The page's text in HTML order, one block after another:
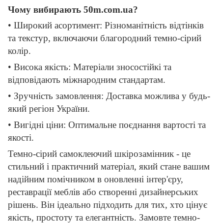
Чому вибирають 50m.com.ua?
• Широкий асортимент: Різноманітність відтінків
та текстур, включаючи благородний темно-сірий
колір.
• Висока якість: Матеріали зносостійкі та
відповідають міжнародним стандартам.
• Зручність замовлення: Доставка можлива у будь-
який регіон України.
• Вигідні ціни: Оптимальне поєднання вартості та
якості.
Темно-сірий самоклеючий шкірозамінник - це
стильний і практичний матеріал, який стане вашим
надійним помічником в оновленні інтер'єру,
реставрації меблів або створенні дизайнерських
рішень. Він ідеально підходить для тих, хто цінує
якість, простоту та елегантність. Замовте темно-